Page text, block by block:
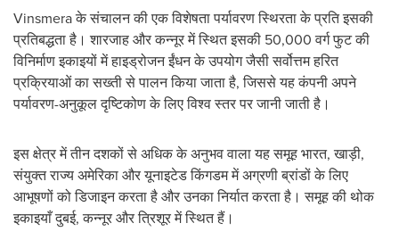
Vinsmera के संचालन की एक विशेषता पर्यावरण स्थिरता के प्रति इसकी
प्रतिबद्धता है। शारजाह और कन्नूर में स्थित इसकी 50,000 वर्ग फुट की
विनिर्माण इकाइयों में हाइड्रोजन ईंधन के उपयोग जैसी सर्वोत्तम हरित
प्रक्रियाओं का सख्ती से पालन किया जाता है, जिससे यह कंपनी अपने
पर्यावरण-अनुकूल दृष्टिकोण के लिए विश्व स्तर पर जानी जाती है।
इस क्षेत्र में तीन दशकों से अधिक के अनुभव वाला यह समूह भारत, खाड़ी,
संयुक्त राज्य अमेरिका और यूनाइटेड किंगडम में अग्रणी ब्रांडों के लिए
आभूषणों को डिजाइन करता है और उनका निर्यात करता है। समूह की थोक
इकाइयाँ दुबई, कन्नूर और त्रिशूर में स्थित हैं।